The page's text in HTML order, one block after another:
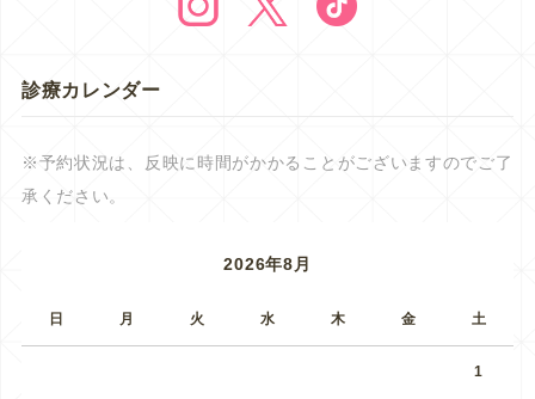
診療カレンダー
※予約状況は、反映に時間がかかることがございますのでご了
承ください。
2026年8月
日 月 火 水 木 金 土
1